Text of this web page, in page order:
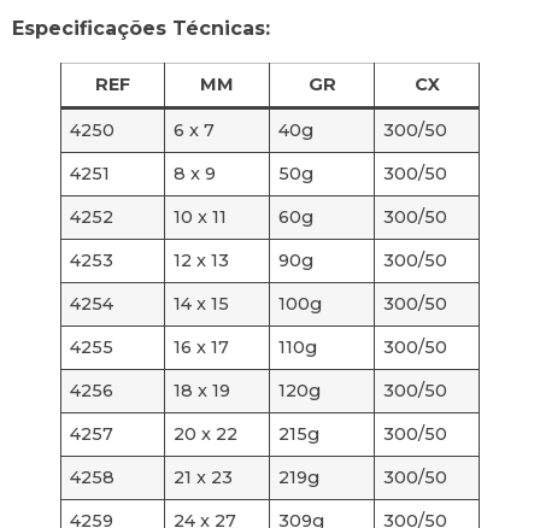
Especificações Técnicas:
REF MM GR CX
4250 6 x 7 40g
300/50
4251
8 x 9 50g
300/50
4252
10 x 11 60g
300/50
4253
12 x 13 90g
300/50
4254
14 x 15 100g
300/50
4255
16 x 17 110g
300/50
4256
18 x 19 120g
300/50
4257
20 x 22 215g
300/50
4258
21 x 23 219g
300/50
4259
24 x 27 309g
300/50